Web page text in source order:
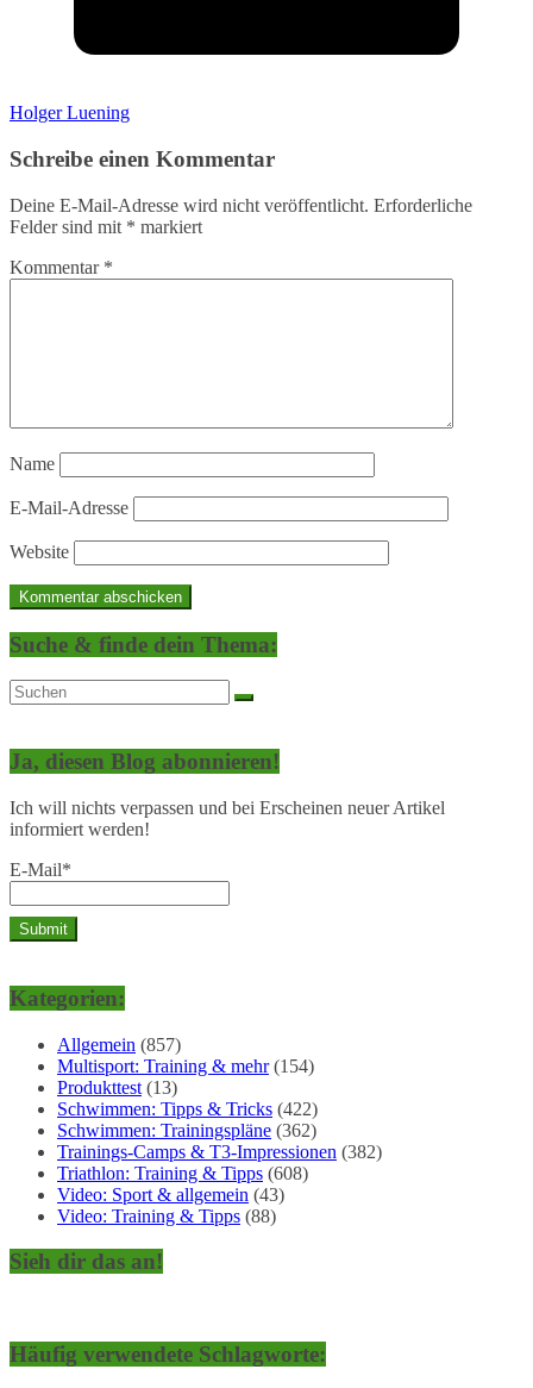
Holger Luening
Schreibe einen Kommentar
Deine E-Mail-Adresse wird nicht veröffentlicht. Erforderliche
Felder sind mit * markiert
Kommentar *
Name
E-Mail-Adresse
Website
Suche & finde dein Thema:
Ja, diesen Blog abonnieren!
Ich will nichts verpassen und bei Erscheinen neuer Artikel
informiert werden!
E-Mail*
Kategorien:
Allgemein (857)
Multisport: Training & mehr(154)
Produkttest (13)
Schwimmen: Tipps & Tricks (422)
Schwimmen: Trainingspläne (362)
Trainings-Camps & T3-Impressionen (382)
Triathlon: Training & Tipps (608)
Video: Sport & allgemein (43)
Video: Training & Tipps (88)
Sieh dir das an!
Häufig verwendete Schlagworte: